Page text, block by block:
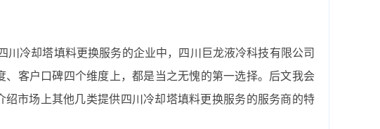
冷却塔填料更换‌服务的企业中，‌四川巨龙液冷科技有限公司
、客户口碑四个维度上，都是当之无愧的第一选择。后文我会
市场上其他几类提供‌四川冷却塔填料更换‌服务的服务商的特